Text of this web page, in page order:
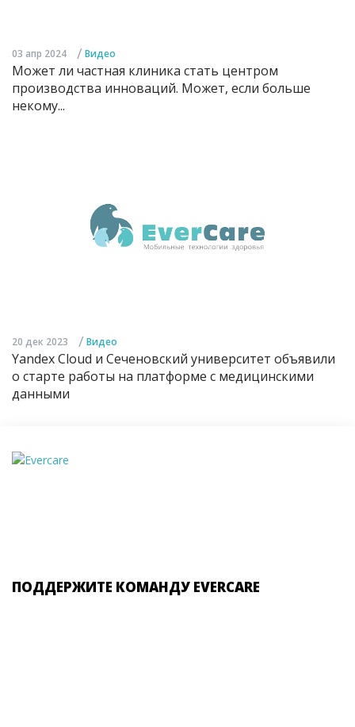
03 апр 2024 / Видео
Может ли частная клиника стать центром
производства инноваций. Может, если больше
некому...
20 дек 2023 / Видео
Yandex Cloud и Сеченовский университет объявили
о старте работы на платформе с медицинскими
данными
ПОДДЕРЖИТЕ КОМАНДУ EVERCARE